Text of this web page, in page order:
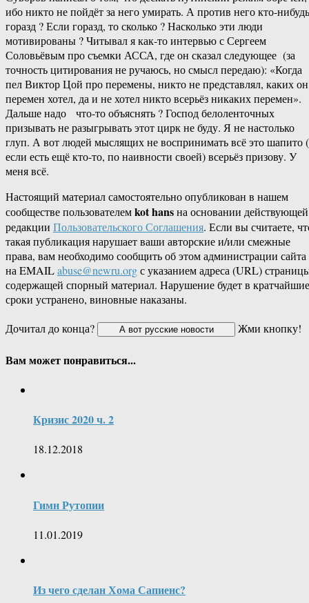
ибо никто не пойдёт за него умирать. А против него кто-нибудь
горазд ? Если горазд, то сколько ? Насколько эти люди
мотивированы ? Читывал я как-то интервью с Сергеем
Соловьёвым про съемки АССА, где он сказал следующее (за
точность цитирования не ручаюсь, но смысл передаю): «Когда
пел Виктор Цой про перемены, никто не представлял, каких он
перемен хотел, да и не хотел никто всерьёз никаких перемен».
Дальше надо что-то объяснять ? Господ белоленточных
призывать не разыгрывать этот цирк не буду. Я не настолько
глуп. А вот людей мыслящих не воспринимать всё это шапито (
если есть ещё кто-то, по наивности своей) всерьёз призову. У
меня всё.
Настоящий материал самостоятельно опубликован в нашем
сообществе пользователемkot hansна основании действующей
редакции Пользовательского Соглашения. Если вы считаете,
такая публикация нарушает ваши авторские и/или смежные
права, вам необходимо сообщить об этом администрации сайта
на EMAILabuse@newru.orgс указанием адреса (URL)
содержащей спорный материал. Нарушение будет в кратчайшие
сроки устранено, виновные наказаны.
Дочитал до конца?
Жми кнопку!
Вам может понравиться...
Кризис 2020 ч. 2
18.12.2018
Гимн Рутопии
11.01.2019
Из чего сделан Хома Сапиенс?